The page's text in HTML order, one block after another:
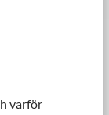
varför